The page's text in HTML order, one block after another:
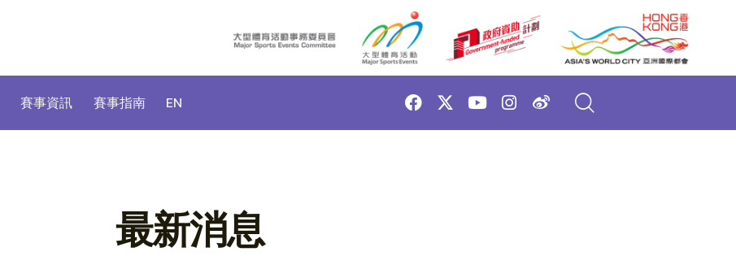
賽事資訊 賽事指南 EN
最新消息